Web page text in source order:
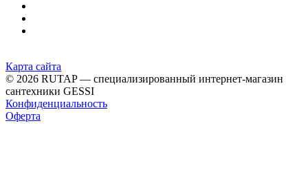
Карта сайта
© 2026 RUTAP — специализированный интернет-магазин
сантехники GESSI
Конфиденциальность
Оферта